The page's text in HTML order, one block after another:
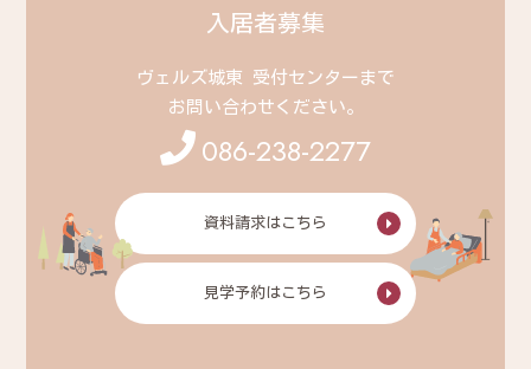
入居者募集
ヴェルズ城東 受付センターまで
お問い合わせください。
086-238-2277
資料請求はこちら
見学予約はこちら